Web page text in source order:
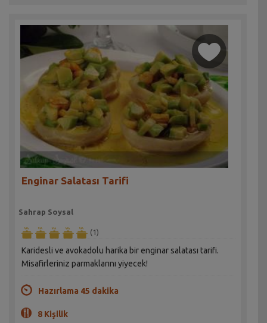
Enginar Salatası Tarifi
Sahrap Soysal
(1)
Karidesli ve avokadolu harika bir enginar salatası tarifi.
Misafirleriniz parmaklarını yiyecek!
Hazırlama 45 dakika
8 Kişilik